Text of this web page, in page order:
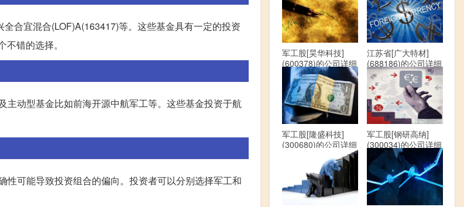
合宜混合(LOF)A(163417)等。这些基金具有一定的投资
错的选择。
动型基金比如前海开源中航军工等。这些基金投资于航
可能导致投资组合的偏向。投资者可以分别选择军工和
军工股[昊华科技]
(600378)的公司详细
资料
江苏省[广大特材]
(688186)的公司详细
资料
军工股[隆盛科技]
(300680)的公司详细
军工股[钢研高纳]
(300034)的公司详细
资料